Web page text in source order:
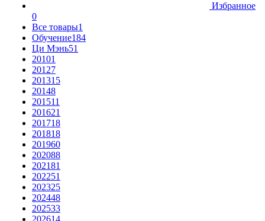
Избранное
0
Все товары1
Обучение184
Ци Мэнь51
20101
20127
201315
20148
201511
201621
201718
201818
201960
202088
202181
202251
202325
202448
202533